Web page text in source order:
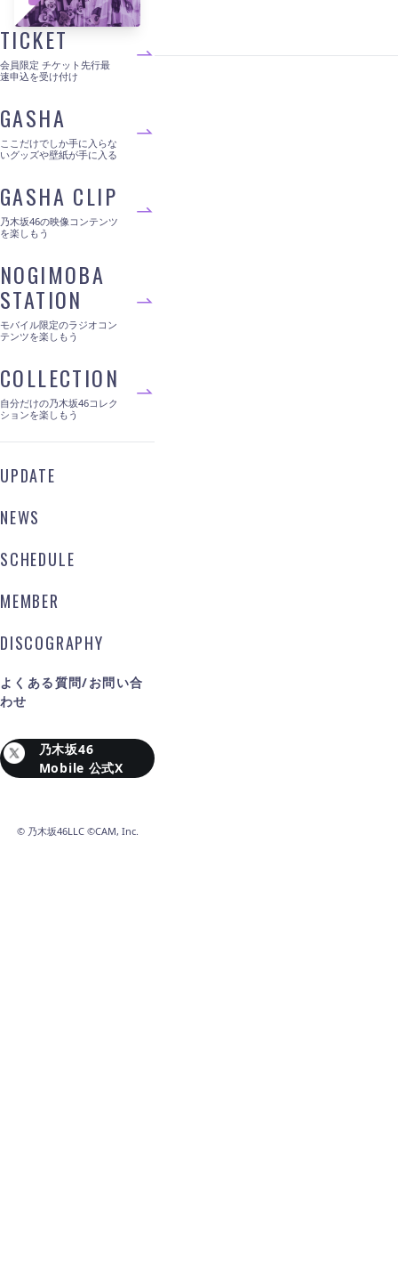
TICKET
会員限定 チケット先行最
速申込を受け付け
GASHA
ここだけでしか手に入らな
いグッズや壁紙が手に入る
GASHA CLIP
乃木坂46の映像コンテンツ
を楽しもう
NOGIMOBA
STATION
モバイル限定のラジオコン
テンツを楽しもう
COLLECTION
自分だけの乃木坂46コレク
ションを楽しもう
UPDATE
NEWS
SCHEDULE
MEMBER
DISCOGRAPHY
よくある質問/お問い合
わせ
乃木坂46
Mobile 公式X
© 乃木坂46LLC ©CAM, Inc.